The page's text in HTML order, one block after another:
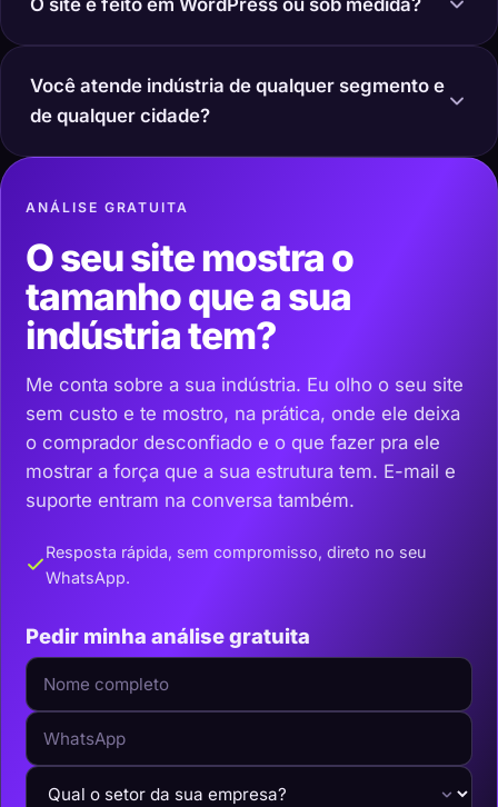
Você atende indústria de qualquer segmento e
de qualquer cidade?
ANÁLISE GRATUITA
O seu site mostra o
tamanho que a sua
indústria tem?
Me conta sobre a sua indústria. Eu olho o seu site
sem custo e te mostro, na prática, onde ele deixa
o comprador desconfiado e o que fazer pra ele
mostrar a força que a sua estrutura tem. E-mail e
suporte entram na conversa também.
Resposta rápida, sem compromisso, direto no seu
WhatsApp.
Pedir minha análise gratuita